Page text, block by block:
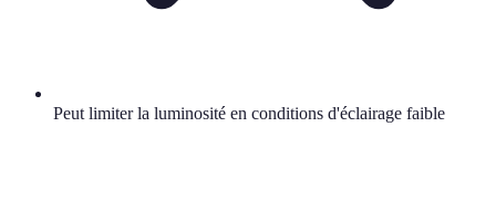
Peut limiter la luminosité en conditions d'éclairage faible